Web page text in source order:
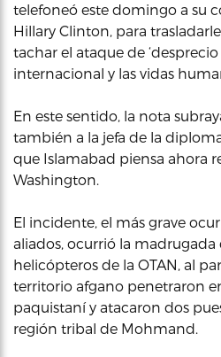
telefoneó este domingo a su
Hillary Clinton, para
tachar el ataque de
internacional y las vidas
En este sentido, la nota
también a la jefa de la
que Islamabad piensa ahora
Washington.
El incidente, el más grave
aliados, ocurrió la
helicópteros de la OTAN, al
territorio afgano penetraron
paquistaní y atacaron dos
región tribal de Mohmand.